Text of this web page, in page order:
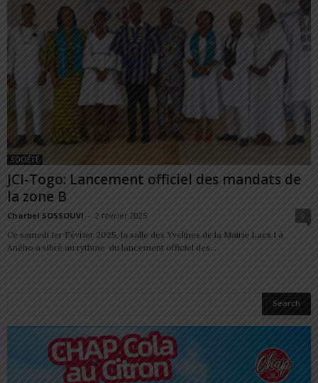
SOCIÉTÉ
JCI-Togo: Lancement officiel des mandats de
la zone B
Charbel SOSSOUVI - 2 février 2025
0
Ce samedi 1er Février 2025, la salle des Yvelines de la Mairie Lacs 1 à
Aného a vibré au rythme du lancement officiel des...